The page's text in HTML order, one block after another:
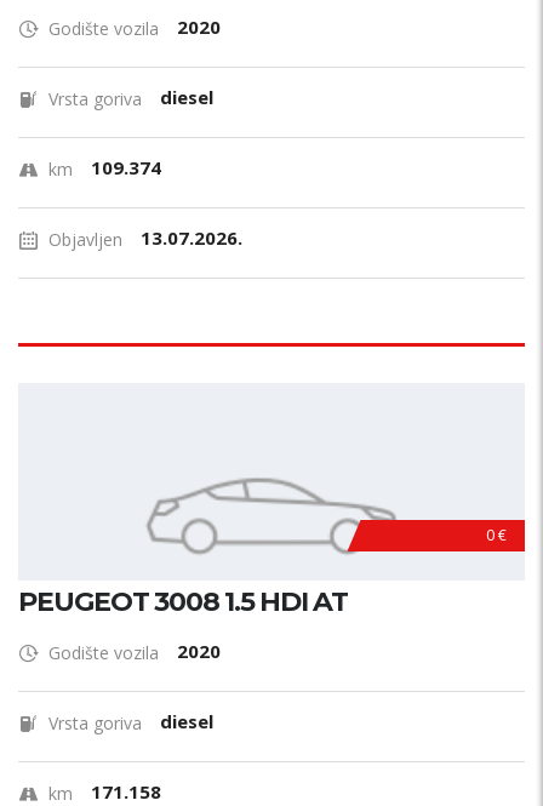
Godište vozila 2020
Vrsta goriva diesel
km 109.374
Objavljen 13.07.2026.
0 €
PEUGEOT 3008 1.5 HDI AT
Godište vozila 2020
Vrsta goriva diesel
km 171.158